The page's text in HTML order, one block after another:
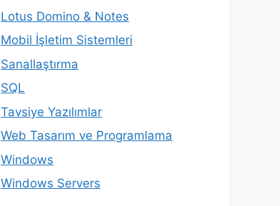
Lotus Domino & Notes
Mobil İşletim Sistemleri
Sanallaştırma
SQL
Tavsiye Yazılımlar
Web Tasarım ve Programlama
Windows
Windows Servers